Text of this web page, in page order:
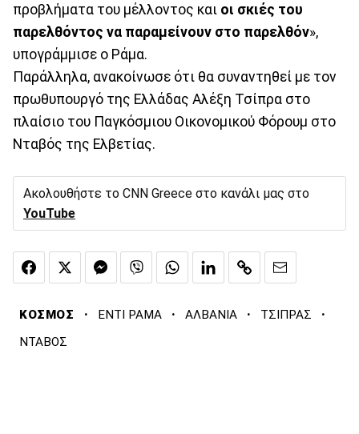
προβλήματα του μέλλοντος και οι σκιές του
παρελθόντος να παραμείνουν στο παρελθόν»,
υπογράμμισε ο Ράμα.
Παράλληλα, ανακοίνωσε ότι θα συναντηθεί με τον
πρωθυπουργό της Ελλάδας Αλέξη Τσίπρα στο
πλαίσιο του Παγκόσμιου Οικονομικού Φόρουμ στο
Νταβός της Ελβετίας.
Ακολουθήστε το CNN Greece στο κανάλι μας στο
YouTube
ΚΟΣΜΟΣ · ΕΝΤΙ ΡΑΜΑ · ΑΛΒΑΝΙΑ · ΤΣΙΠΡΑΣ ·
ΝΤΑΒΟΣ